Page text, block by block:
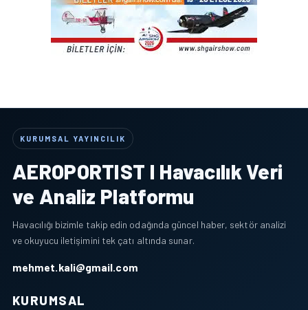
KURUMSAL YAYINCILIK
AEROPORTIST I Havacılık Veri
ve Analiz Platformu
Havacılığı bizimle takip edin odağında güncel haber, sektör analizi
ve okuyucu iletişimini tek çatı altında sunar.
mehmet.kali@gmail.com
KURUMSAL